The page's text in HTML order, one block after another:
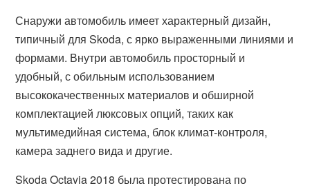
Снаружи автомобиль имеет характерный дизайн,
типичный для Skoda, с ярко выраженными линиями и
формами. Внутри автомобиль просторный и
удобный, с обильным использованием
высококачественных материалов и обширной
комплектацией люксовых опций, таких как
мультимедийная система, блок климат-контроля,
камера заднего вида и другие.
Skoda Octavia 2018 была протестирована по